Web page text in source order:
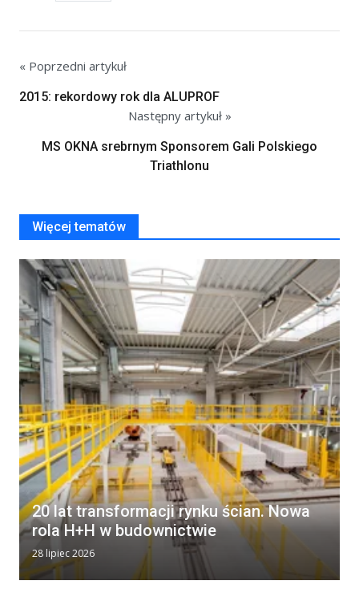
« Poprzedni artykuł
2015: rekordowy rok dla ALUPROF
Następny artykuł »
MS OKNA srebrnym Sponsorem Gali Polskiego
Triathlonu
Więcej tematów
20 lat transformacji rynku ścian. Nowa
rola H+H w budownictwie
28 lipiec 2026